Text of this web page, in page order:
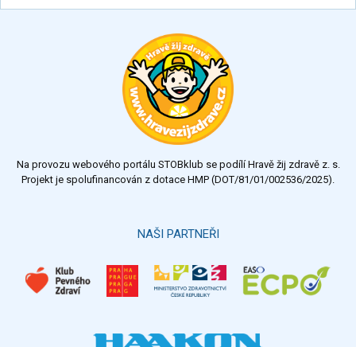
Na provozu webového portálu STOBklub se podílí Hravě žij zdravě z. s.
Projekt je spolufinancován z dotace HMP (DOT/81/01/002536/2025).
NAŠI PARTNEŘI